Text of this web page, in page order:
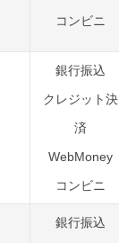
コンビニ
銀行振込
クレジット決
済
WebMoney
コンビニ
銀行振込